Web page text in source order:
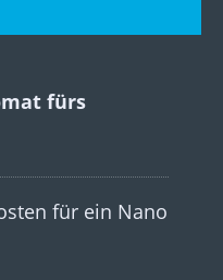
fürs
für ein Nano